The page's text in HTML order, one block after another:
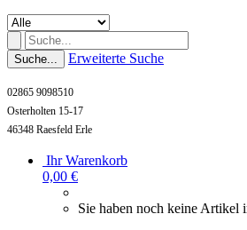
Suche... Erweiterte Suche
02865 9098510
Osterholten 15-17
46348 Raesfeld Erle
Ihr Warenkorb
0,00 €
Sie haben noch keine Artikel